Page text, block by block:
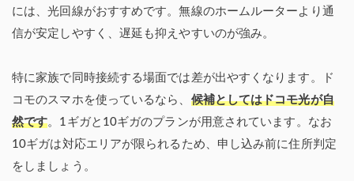
には、光回線がおすすめです。無線のホームルーターより通
信が安定しやすく、遅延も抑えやすいのが強み。
特に家族で同時接続する場面では差が出やすくなります。ド
コモのスマホを使っているなら、 候補としてはドコモ光が自
然です。1ギガと10ギガのプランが用意されています。なお
10ギガは対応エリアが限られるため、申し込み前に住所判定
をしましょう。